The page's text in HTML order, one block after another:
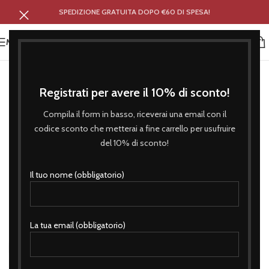
Registrati per avere il 10% di sconto!
Compila il form in basso, riceverai una email con il
codice sconto che metterai a fine carrello per usufruire
del 10% di sconto!
Il tuo nome (obbligatorio)
La tua email (obbligatorio)
SPEDIZIONE GRATUITA DOPO €60 DI SPESA!
MENU